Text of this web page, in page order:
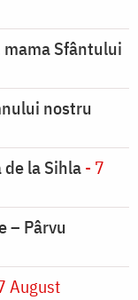
Sfântului
nostru
la Sihla- 7
– Pârvu
August